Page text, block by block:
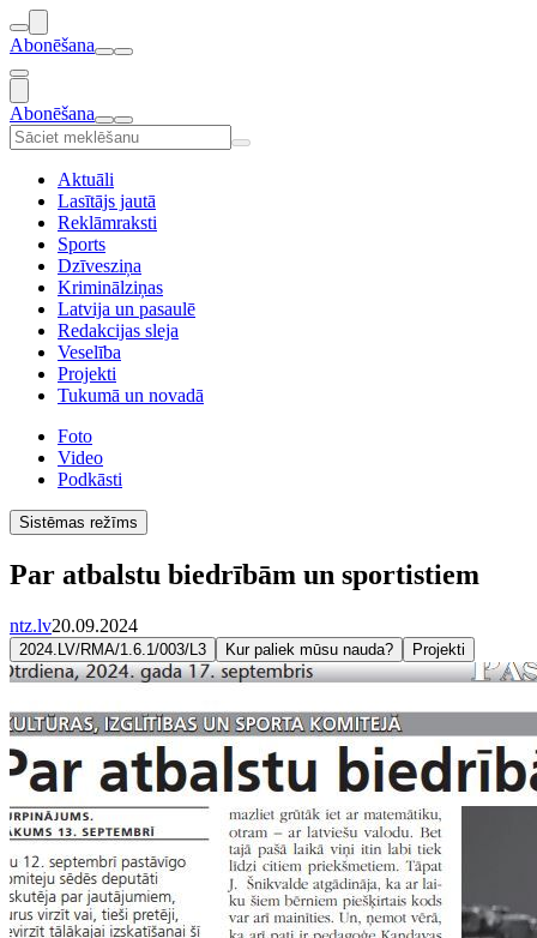
Abonēšana
Abonēšana
Aktuāli
Lasītājs jautā
Reklāmraksti
Sports
Dzīvesziņa
Kriminālziņas
Latvija un pasaulē
Redakcijas sleja
Veselība
Projekti
Tukumā un novadā
Foto
Video
Podkāsti
Sistēmas režīms
Par atbalstu biedrībām un sportistiem
ntz.lv20.09.2024
2024.LV/RMA/1.6.1/003/L3 Kur paliek mūsu nauda? Projekti